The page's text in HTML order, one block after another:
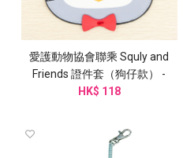
愛護動物協會聯乘 Squly and
Friends 證件套（狗仔款） -
G003SQB
HK$ 118